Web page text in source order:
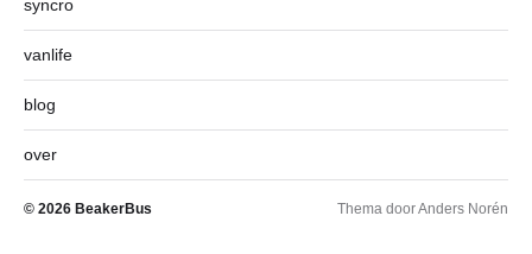
syncro
vanlife
blog
over
© 2026 BeakerBus Thema doorAnders Norén